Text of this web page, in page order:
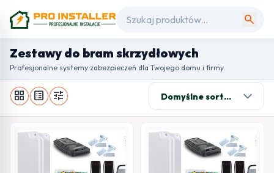
search
Zestawy do bram skrzydłowych
Profesjonalne systemy zabezpieczeń dla Twojego domu i firmy.
grid_view list_alt tune